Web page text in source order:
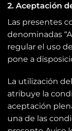
2. Aceptación
Las presentes
denominadas
regular el uso
pone a
La utilización
atribuye la
aceptación
una de las